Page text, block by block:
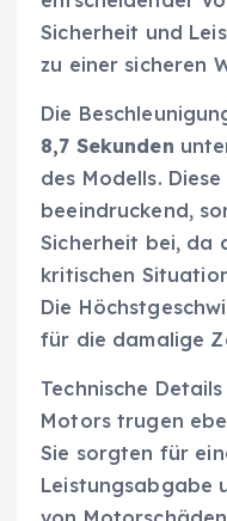
Sicherheit und
zu einer sicheren
Die
8,7 Sekunden
des Modells.
beeindruckend,
Sicherheit bei, da
kritischen
Die
für die damalige
Technische
Motors trugen
Sie sorgten für
Leistungsabgabe